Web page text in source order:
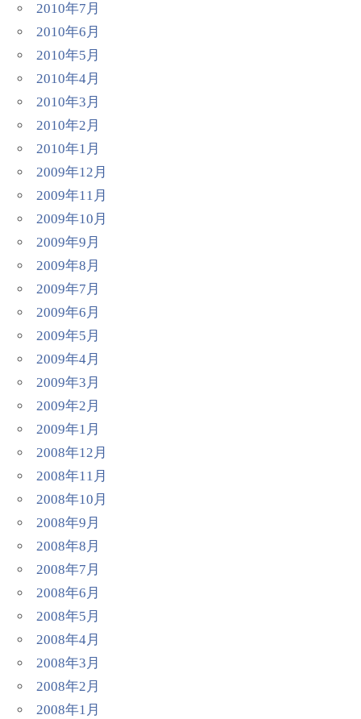
2010年7月
2010年6月
2010年5月
2010年4月
2010年3月
2010年2月
2010年1月
2009年12月
2009年11月
2009年10月
2009年9月
2009年8月
2009年7月
2009年6月
2009年5月
2009年4月
2009年3月
2009年2月
2009年1月
2008年12月
2008年11月
2008年10月
2008年9月
2008年8月
2008年7月
2008年6月
2008年5月
2008年4月
2008年3月
2008年2月
2008年1月